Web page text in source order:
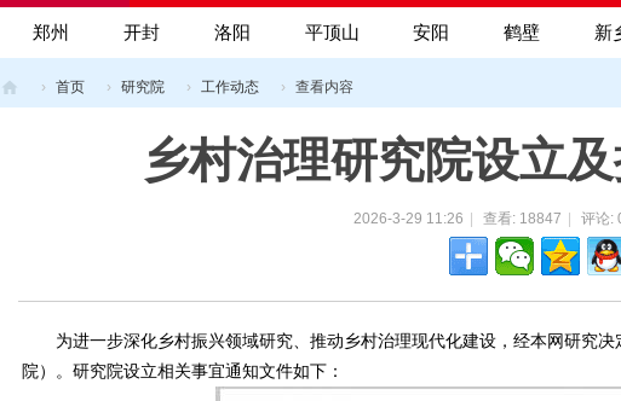
Portal 院
郑州 开封 洛阳 平顶山 安阳 鹤壁 新
技
› 首页 › 研究院 › 工作动态 › 查看内容
乡村治理研究院设立
2026-3-29 11:26 查看: 18847 评论:
为进一步深化乡村振兴领域研究、推动乡村治理现代化建设，经本网研究决
院）。研究院设立相关事宜通知文件如下：